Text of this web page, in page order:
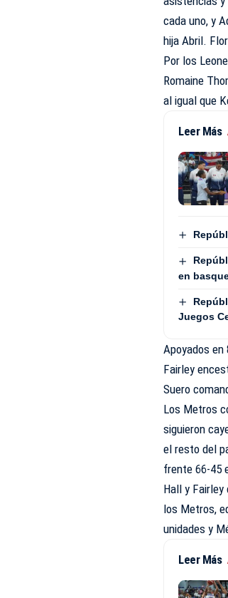
cada uno, y
hija Abril.
Por los
Romaine
al igual que
Leer Más
en
Juegos
Apoyados
Fairley
Suero
Los Metros
siguieron
el resto del
frente 66-45
Hall y
los Metros,
unidades y
Leer Más